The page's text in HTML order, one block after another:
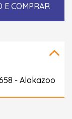
E COMPRAR
- Alakazoo